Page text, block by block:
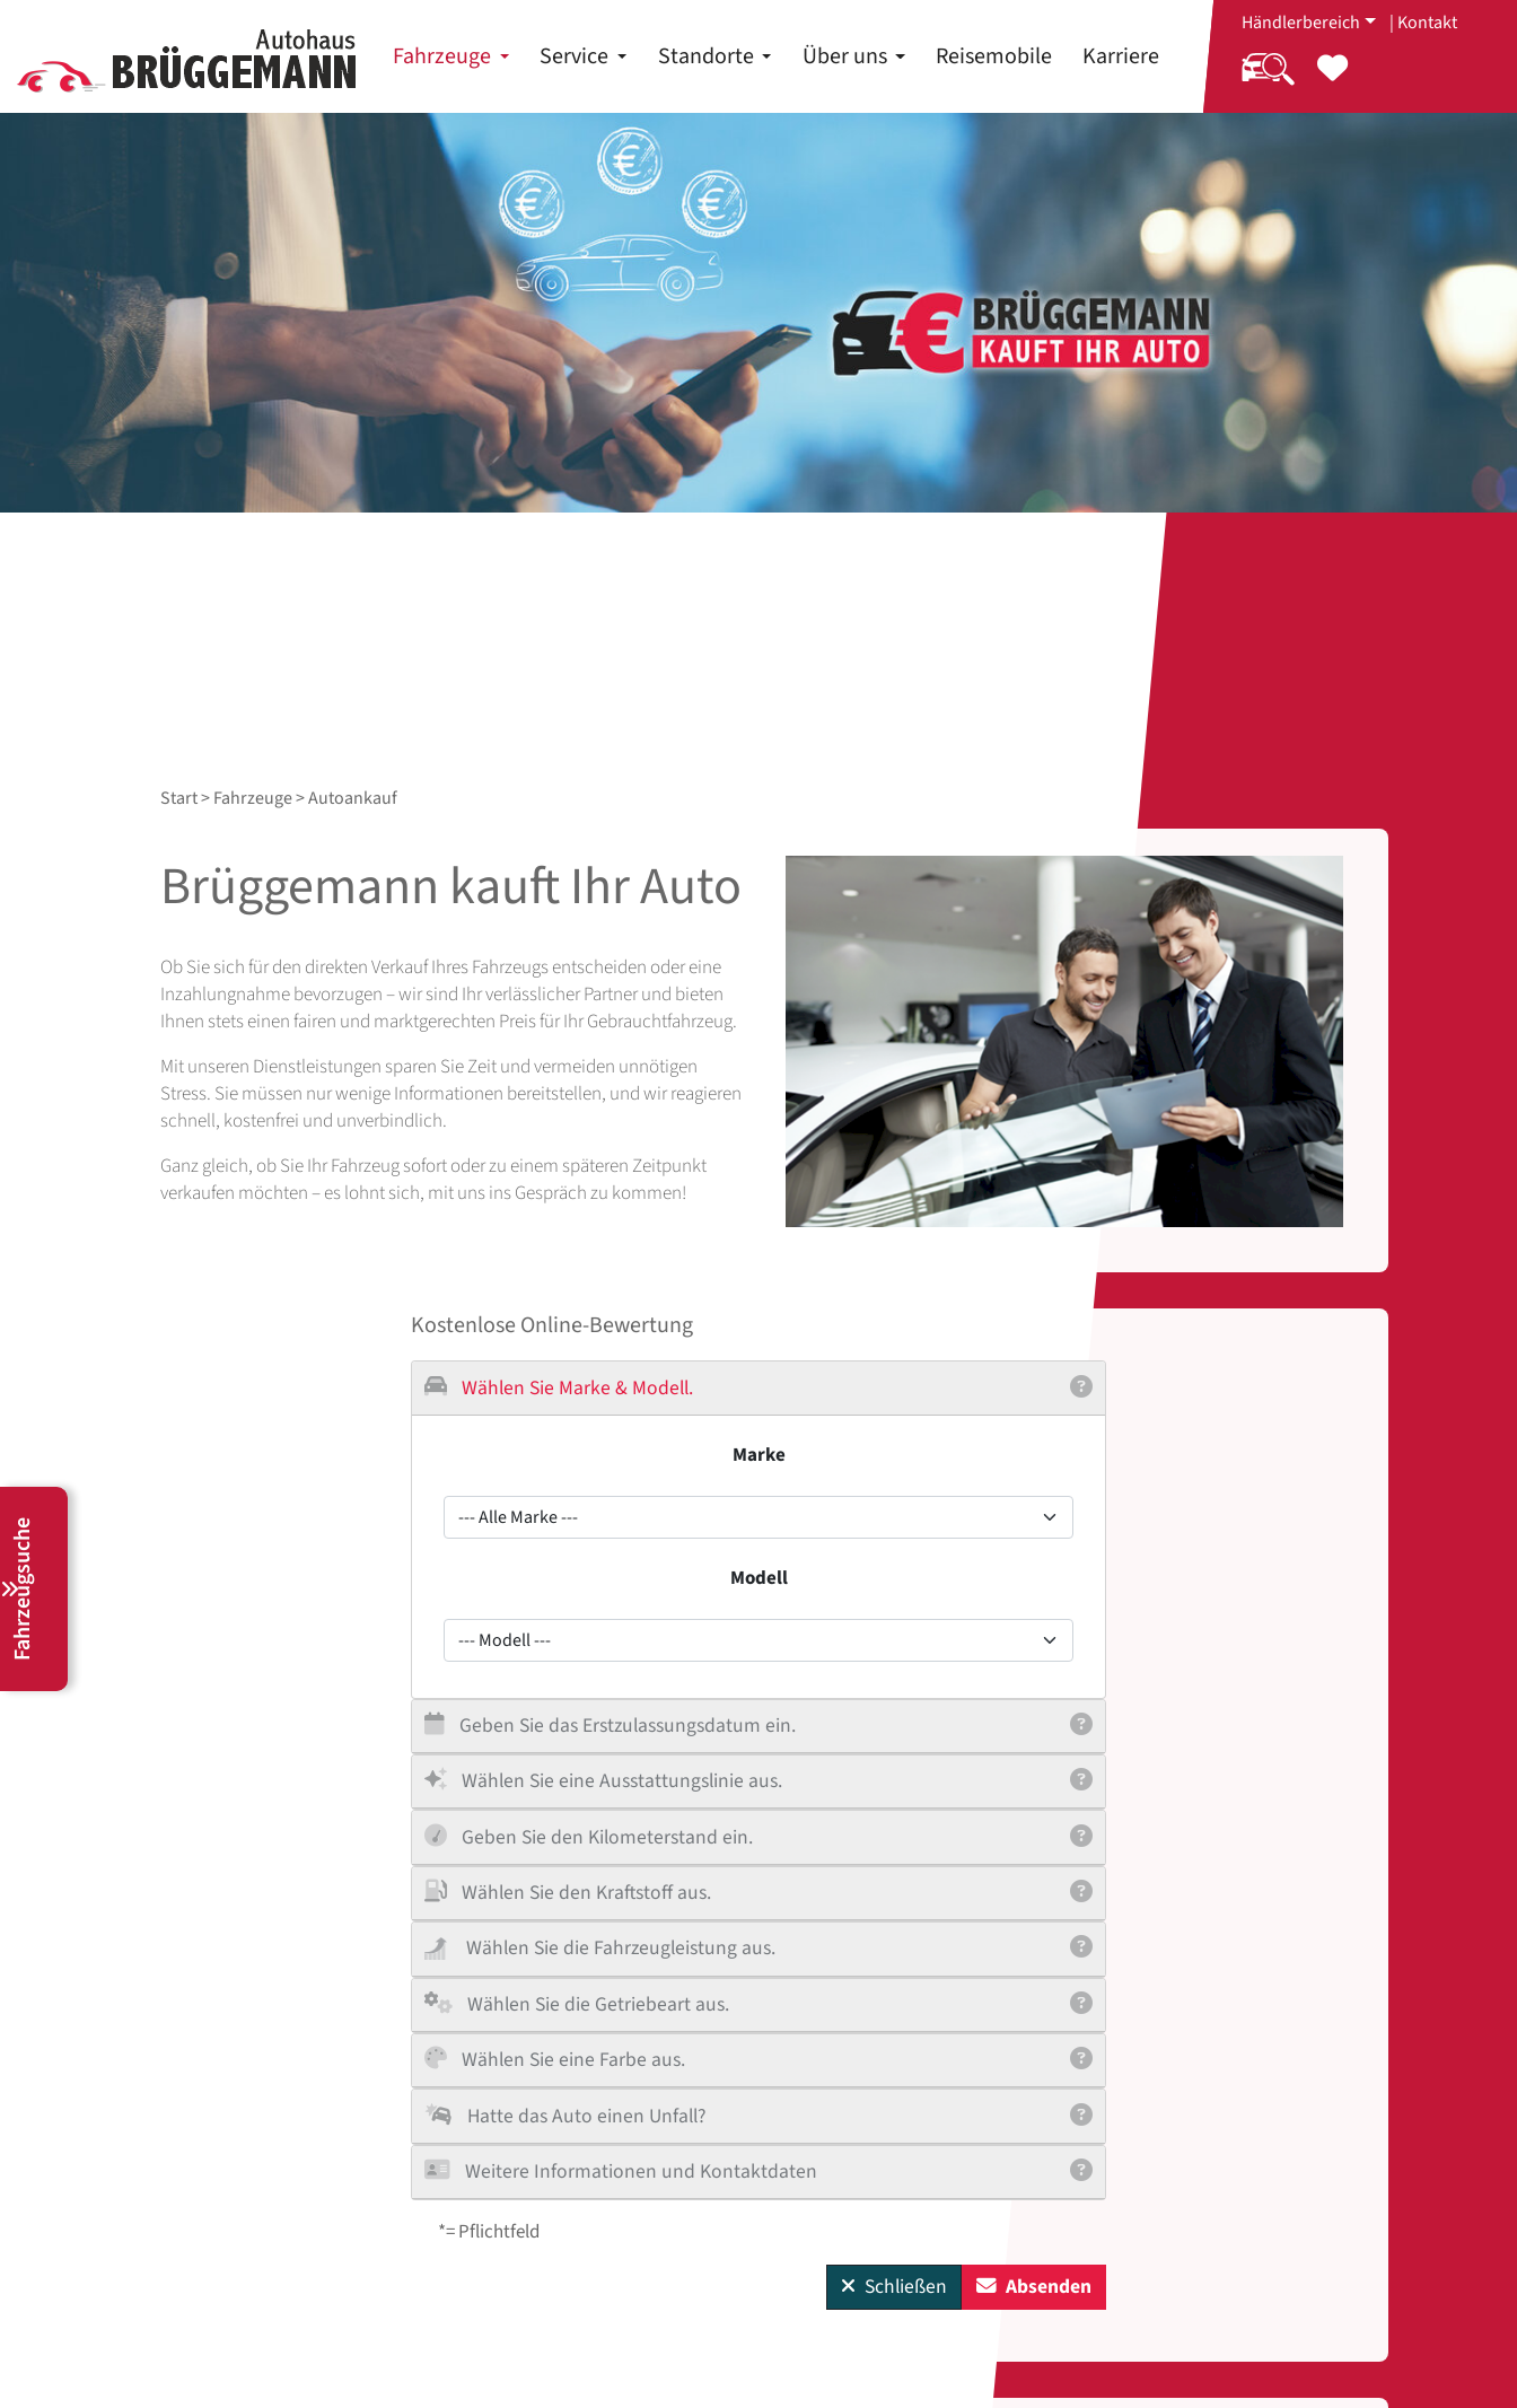
Fahrzeuge Service Standorte Über uns Reisemobile Karriere
Händlerbereich | Kontakt
Start>Fahrzeuge> Autoankauf
Brüggemann kauft Ihr Auto
Ob Sie sich für den direkten Verkauf Ihres Fahrzeugs entscheiden oder eine
Inzahlungnahme bevorzugen – wir sind Ihr verlässlicher Partner und bieten
Ihnen stets einen fairen und marktgerechten Preis für Ihr Gebrauchtfahrzeug.
Mit unseren Dienstleistungen sparen Sie Zeit und vermeiden unnötigen
Stress. Sie müssen nur wenige Informationen bereitstellen, und wir reagieren
schnell, kostenfrei und unverbindlich.
Ganz gleich, ob Sie Ihr Fahrzeug sofort oder zu einem späteren Zeitpunkt
verkaufen möchten – es lohnt sich, mit uns ins Gespräch zu kommen!
Kostenlose Online-Bewertung
Wählen Sie Marke & Modell.
Marke
--- Alle Marke ---
Modell
--- Modell ---
Geben Sie das Erstzulassungsdatum ein.
Wählen Sie eine Ausstattungslinie aus.
Geben Sie den Kilometerstand ein.
Wählen Sie den Kraftstoff aus.
Wählen Sie die Fahrzeugleistung aus.
Wählen Sie die Getriebeart aus.
Wählen Sie eine Farbe aus.
Hatte das Auto einen Unfall?
Weitere Informationen und Kontaktdaten
*= Pflichtfeld
Schließen Absenden
Fahrzeugsuche